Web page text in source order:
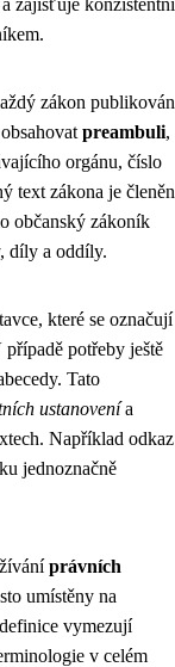
zajišťuje konzistentní
zákon publikován
preambuli,
orgánu, číslo
text zákona je členěn
občanský zákoník
díly a oddíly.
které se označují
potřeby ještě
Tato
ustanovenía
Například odkaz
jednoznačně
právních
umístěny na
vymezují
v celém